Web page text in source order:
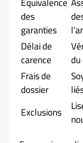
des
garanties
Délai de
carence
Frais de
dossier
Exclusions